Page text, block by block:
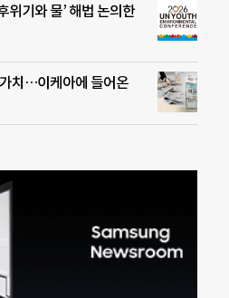
위기와 물’ 해법 논의한
치…이케아에 들어온